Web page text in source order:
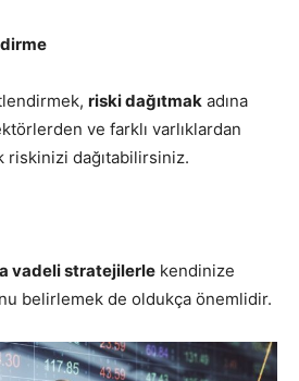
riski dağıtmak adına
ve farklı varlıklardan
riskinizi dağıtabilirsiniz.
vadeli stratejilerle kendinize
belirlemek de oldukça önemlidir.